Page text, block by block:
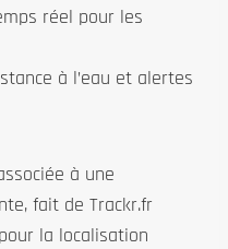
réel pour les
à l’eau et alertes
à une
fait de Trackr.fr
la localisation